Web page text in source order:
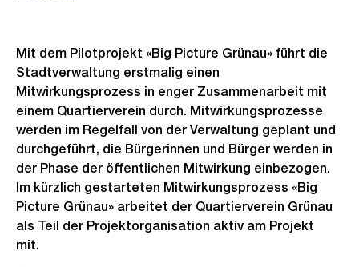
Mit dem Pilotprojekt «Big Picture Grünau» führt die
Stadtverwaltung erstmalig einen
Mitwirkungsprozess in enger Zusammenarbeit mit
einem Quartierverein durch. Mitwirkungsprozesse
werden im Regelfall von der Verwaltung geplant und
durchgeführt, die Bürgerinnen und Bürger werden in
der Phase der öffentlichen Mitwirkung einbezogen.
Im kürzlich gestarteten Mitwirkungsprozess «Big
Picture Grünau» arbeitet der Quartierverein Grünau
als Teil der Projektorganisation aktiv am Projekt
mit.